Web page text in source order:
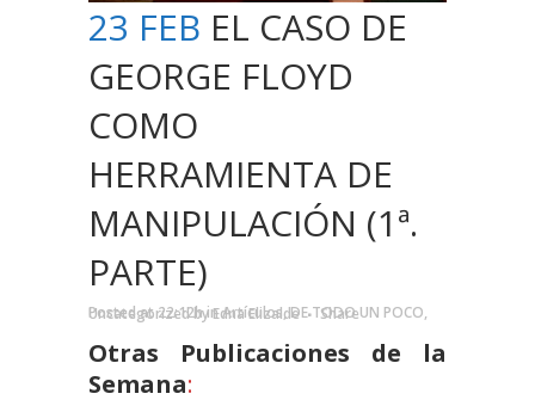
23 FEB EL CASO DE
GEORGE FLOYD
COMO
HERRAMIENTA DE
MANIPULACIÓN (1ª.
PARTE)
Posted at 22:12hinArtículos,DE TODO UN POCO,
UncategorizedbyEdna Elizalde Share
Otras Publicaciones de la
Semana: